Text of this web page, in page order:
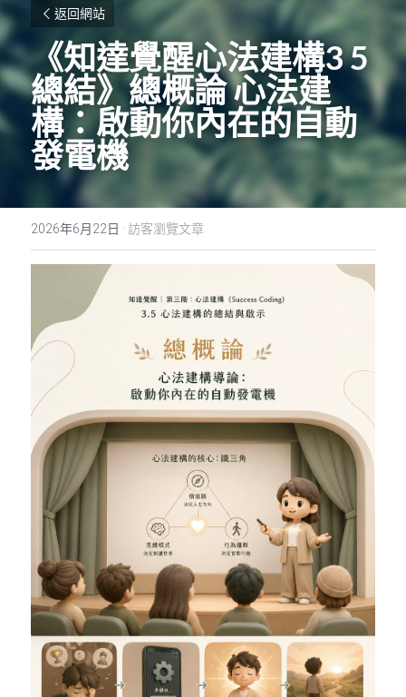
返回網站
《知達覺醒心法建構3 5
總結》總概論心法建
構：啟動你內在的自動
發電機
2026年6月22日 · 訪客瀏覽文章